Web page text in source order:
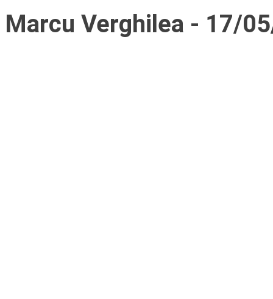
Marcu Verghilea - 17/